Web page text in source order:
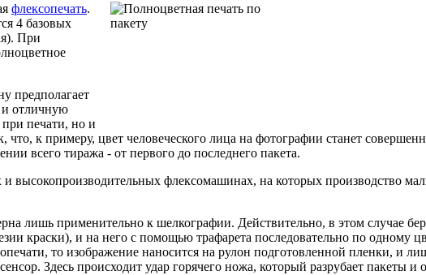
флексопечать.
4 базовых
При
предполагает
и отличную
печати, но и
к примеру, цвет человеческого лица на фотографии станет
всего тиража - от первого до последнего пакета.
флексомашинах, на которых производство
лишь применительно к шелкографии. Действительно, в этом случае
краски), и на него с помощью трафарета последовательно по одному
то изображение наносится на рулон подготовленной пленки, и
Здесь происходит удар горячего ножа, который разрубает пакеты